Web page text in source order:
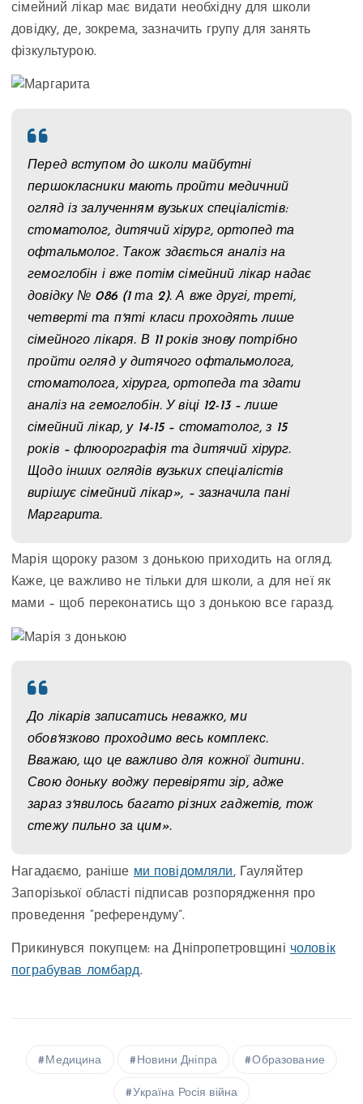
сімейний лікар має видати необхідну для школи
довідку, де, зокрема, зазначить групу для занять
фізкультурою.
Перед вступом до школи майбутні
першокласники мають пройти медичний
огляд із залученням вузьких спеціалістів:
стоматолог, дитячий хірург, ортопед та
офтальмолог. Також здається аналіз на
гемоглобін і вже потім сімейний лікар надає
довідку № 086 (1 та 2). А вже другі, треті,
четверті та пʼяті класи проходять лише
сімейного лікаря. В 11 років знову потрібно
пройти огляд у дитячого офтальмолога,
стоматолога, хірурга, ортопеда та здати
аналіз на гемоглобін. У віці 12-13 – лише
сімейний лікар, у 14-15 – стоматолог, з 15
років – флюорографія та дитячий хірург.
Щодо інших оглядів вузьких спеціалістів
вирішує сімейний лікар», – зазначила пані
Маргарита.
Марія щороку разом з донькою приходить на огляд.
Каже, це важливо не тільки для школи, а для неї як
мами – щоб переконатись що з донькою все гаразд.
До лікарів записатись неважко, ми
обовʼязково проходимо весь комплекс.
Вважаю, що це важливо для кожної дитини.
Свою доньку воджу перевіряти зір, адже
зараз зʼявилось багато різних гаджетів, тож
стежу пильно за цим».
Нагадаємо, раніше ми повідомляли, Гауляйтер
Запорізької області підписав розпорядження про
проведення “референдуму”.
Прикинувся покупцем: на Дніпропетровщині чоловік
пограбував ломбард.
Медицина Новини Дніпра Образование
Україна Росія війна